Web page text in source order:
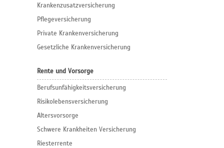
Krankenzusatzversicherung
Pflegeversicherung
Private Krankenversicherung
Gesetzliche Krankenversicherung
Rente und Vorsorge
Berufs­unfähigkeitsversicherung
Risikolebensversicherung
Altersvorsorge
Schwere Krankheiten Versicherung
Riesterrente